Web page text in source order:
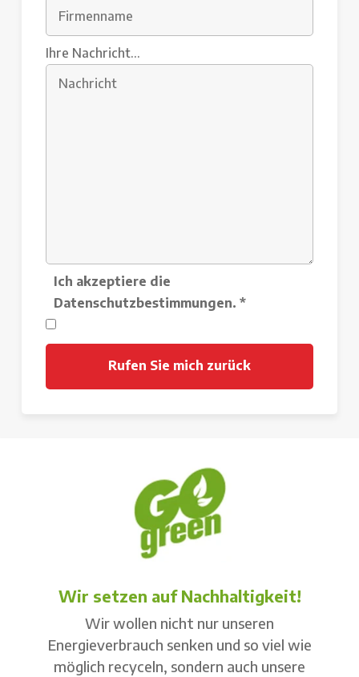
Ihre Nachricht...
Ich akzeptiere die
Datenschutzbestimmungen. *
Wir setzen auf Nachhaltigkeit!
Wir wollen nicht nur unseren
Energieverbrauch senken und so viel wie
möglich recyceln, sondern auch unsere